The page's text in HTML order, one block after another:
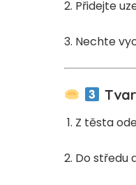
Přidejte
Nechte
Z těsta
Do středu